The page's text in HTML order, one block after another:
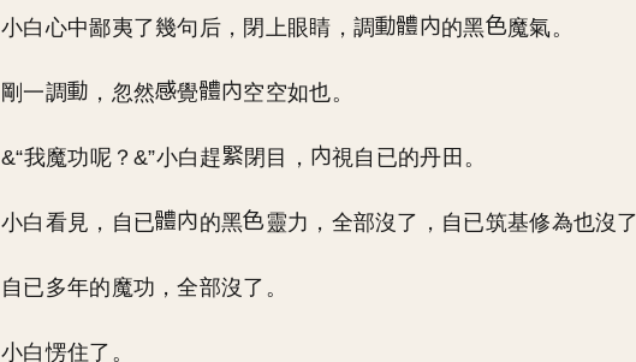
小白心中鄙夷了幾句后，閉上眼睛，調 的黑 魔氣。
剛一調 ，忽然 覺 空空如也。
&“我魔功呢？&”小白趕 閉目， 視自已的丹田。
小白看見，自已 的黑 靈力，全部沒了，自已筑基修為也沒
自已多年的魔功，全部沒了。
小白愣住了。